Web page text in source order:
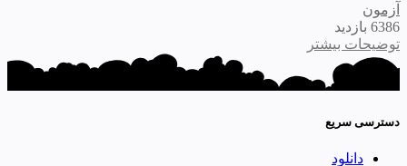
آزمون
6386 بازدید
توضیحات بیشتر
دسترسی سریع
دانلود